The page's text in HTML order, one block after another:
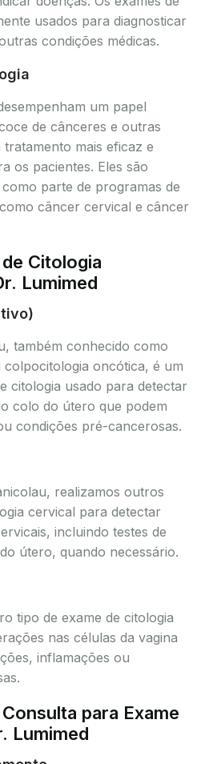
usados para diagnosticar
condições médicas.
um papel
de cânceres e outras
mais eficaz e
os pacientes. Eles são
parte de programas de
câncer cervical e câncer
Citologia
Lumimed
também conhecido como
oncótica, é um
citologia usado para detectar
colo do útero que podem
condições pré-cancerosas.
realizamos outros
cervical para detectar
incluindo testes de
útero, quando necessário.
tipo de exame de citologia
nas células da vagina
inflamações ou
para Exame
Lumimed